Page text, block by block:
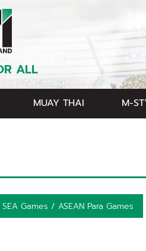
ALL
MUAY THAI M-
SEA Games / ASEAN Para Games